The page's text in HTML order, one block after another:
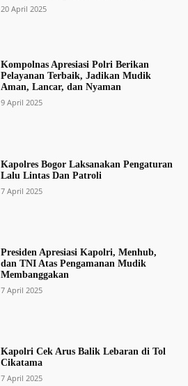
20 April 2025
Kompolnas Apresiasi Polri Berikan
Pelayanan Terbaik, Jadikan Mudik
Aman, Lancar, dan Nyaman
9 April 2025
Kapolres Bogor Laksanakan Pengaturan
Lalu Lintas Dan Patroli
7 April 2025
Presiden Apresiasi Kapolri, Menhub,
dan TNI Atas Pengamanan Mudik
Membanggakan
7 April 2025
Kapolri Cek Arus Balik Lebaran di Tol
Cikatama
7 April 2025